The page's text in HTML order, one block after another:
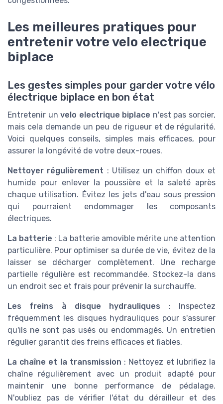
Les meilleures pratiques pour
entretenir votre velo electrique
biplace
Les gestes simples pour garder votre vélo
électrique biplace en bon état
Entretenir unvelo electrique biplace n'est pas sorcier,
mais cela demande un peu de rigueur et de régularité.
Voici quelques conseils, simples mais efficaces, pour
assurer la longévité de votre deux-roues.
Nettoyer régulièrement : Utilisez un chiffon doux et
humide pour enlever la poussière et la saleté après
chaque utilisation. Évitez les jets d'eau sous pression
qui pourraient endommager les composants
électriques.
La batterie : La batterie amovible mérite une attention
particulière. Pour optimiser sa durée de vie, évitez de la
laisser se décharger complètement. Une recharge
partielle régulière est recommandée. Stockez-la dans
un endroit sec et frais pour prévenir la surchauffe.
Les freins à disque hydrauliques : Inspectez
fréquemment les disques hydrauliques pour s'assurer
qu'ils ne sont pas usés ou endommagés. Un entretien
régulier garantit des freins efficaces et fiables.
La chaîne et la transmission : Nettoyez et lubrifiez la
chaîne régulièrement avec un produit adapté pour
maintenir une bonne performance de pédalage.
N'oubliez pas de vérifier l'état du dérailleur et des